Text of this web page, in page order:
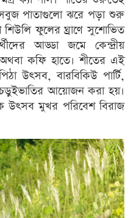
পাতাগুলো ঝরে পড়া শুরু
ফুলের ঘ্রাণে সুশোভিত
আড্ডা জমে কেন্দ্রীয়
কফি হাতে। শীতের এই
উৎসব, বারবিকিউ পার্টি,
আয়োজন করা হয়।
উৎসব মুখর পরিবেশ বিরাজ